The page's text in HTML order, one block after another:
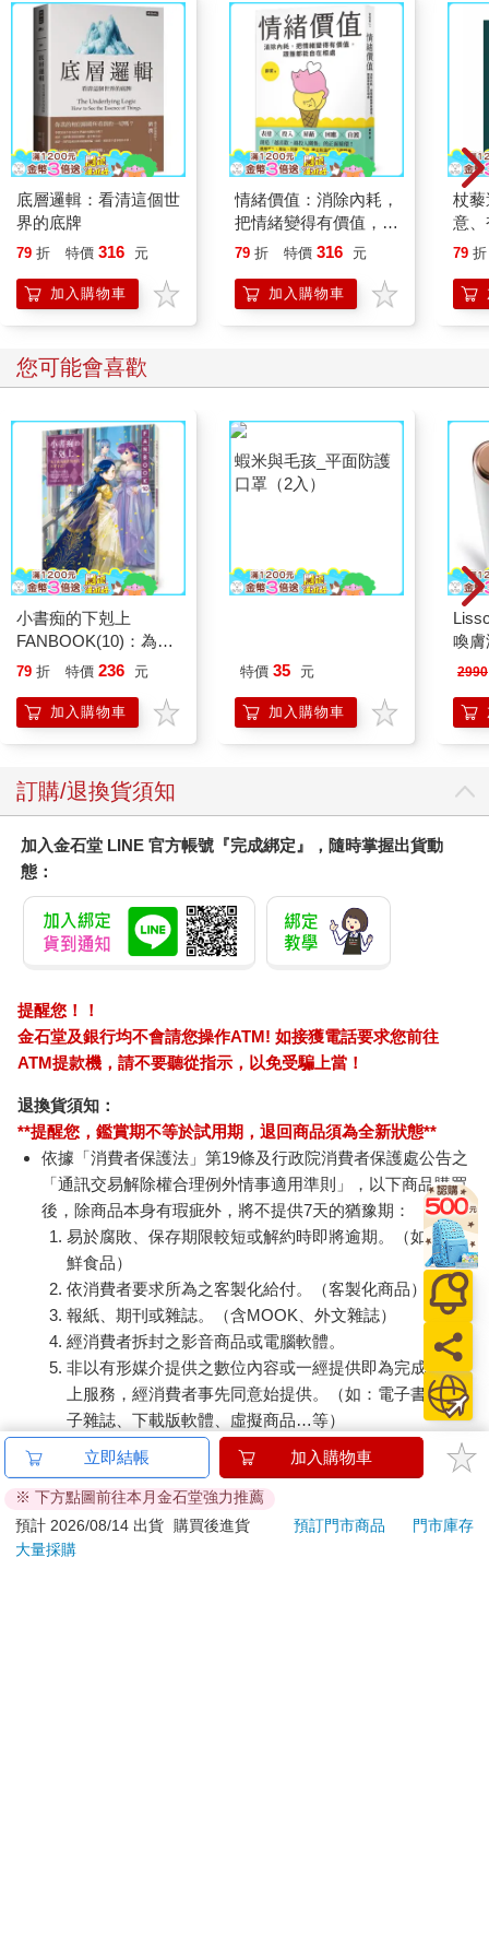
底層邏輯：看清這個世
界的底牌
79 折 特價 316 元
加入購物車
情緒價值：消除內耗，
把情緒變得有價值，跟
誰都能自在相處
79 折 特價 316 元
加入購物車
杖
意
恭
79 折
您可能會喜歡
小書痴的下剋上
FANBOOK(10)：為了
成為圖書管理員不擇手
79 折 特價 236 元
加入購物車
特價 35 元
加入購物車
喚
儀
2990
訂購/退換貨須知
加入金石堂 LINE 官方帳號『完成綁定』，隨時掌握出貨動
態：
提醒您！！
金石堂及銀行均不會請您操作ATM! 如接獲電話要求您前往
ATM提款機，請不要聽從指示，以免受騙上當！
退換貨須知：
**提醒您，鑑賞期不等於試用期，退回商品須為全新狀態**
依據「消費者保護法」第19條及行政院消費者保護處公告之
「通訊交易解除權合理例外情事適用準則」，以下商品購買
後，除商品本身有瑕疵外，將不提供7天的猶豫期：
易於腐敗、保存期限較短或解約時即將逾期。（如：生
鮮食品）
依消費者要求所為之客製化給付。（客製化商品）
報紙、期刊或雜誌。（含MOOK、外文雜誌）
經消費者拆封之影音商品或電腦軟體。
非以有形媒介提供之數位內容或一經提供即為完成之線
上服務，經消費者事先同意始提供。（如：電子書、電
子雜誌、下載版軟體、虛擬商品…等）
已拆封之個人衛生用品。（如：內衣褲、刮鬍刀、除毛
若非上列種類商品，均享有到貨7天的猶豫期（含例假
日）。
辦理退換貨時，商品（組合商品恕無法接受單獨退貨）必須
立即結帳 加入購物車
※ 下方點圖前往本月金石堂強力推薦
預計 2026/08/14 出貨
購買後進貨 預訂門市商品
門市庫存
大量採購